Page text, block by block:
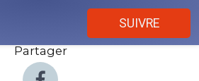
SUIVRE
Partager